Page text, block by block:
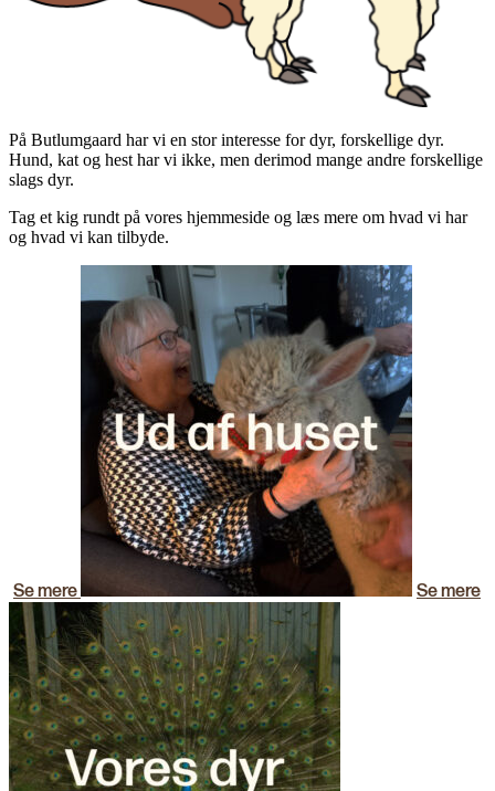
På Butlumgaard har vi en stor interesse for dyr, forskellige dyr.
Hund, kat og hest har vi ikke, men derimod mange andre forskellige
slags dyr.
Tag et kig rundt på vores hjemmeside og læs mere om hvad vi har
og hvad vi kan tilbyde.
Se mere Se mere